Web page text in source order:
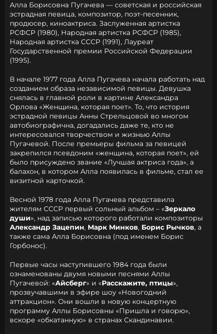
Алла Борисовна Пугачева — советская и российская
эстрадная певица, композитор, поэт-песенник,
продюсер, киноактриса. Заслуженная артистка
РСФСР (1980), Народная артистка РСФСР (1985),
Народная артистка СССР (1991), Лауреат
Государственной премии Российской Федерации
(1995).
В начале 1977 года Алла Пугачева начала работать над
созданием образа независимой певицы. Девушка
снялась в главной роли в картине Александра
Орлова «Женщина, которая поет». То, что история
эстрадной певицы Анны Стрельцовой во многом
автобиографична, догадались даже те, кто не
интересовался творчеством и жизнью Аллы
Пугачевой. После премьеры фильма за певицей
закрепился псевдоним «женщина, которая поет», ей
было присуждено звание «Лучшая актриса года», а
балахон, в котором Алла появилась в фильме, стал ее
визитной карточкой.
Весной 1978 года Алла Пугачева представила
жителям СССР первый сольный альбом – «Зеркало
души», над записью которого работали композиторы
Александр Зацепин, Марк Минков, Борис Рычков, а
также сама Алла Борисовна (под именем Борис
Горбонос).
Первые часы наступившего 1984 года были
ознаменованы двумя новыми песнями Аллы
Пугачевой: «Айсберг» и «Расскажите, птицы»,
прозвучавшими в эфире шоу «Новогодний
аттракцион». Они вошли в новую концертную
программу Аллы Борисовны «Пришла и говорю»,
вскоре «обкатанную» в странах Скандинавии.